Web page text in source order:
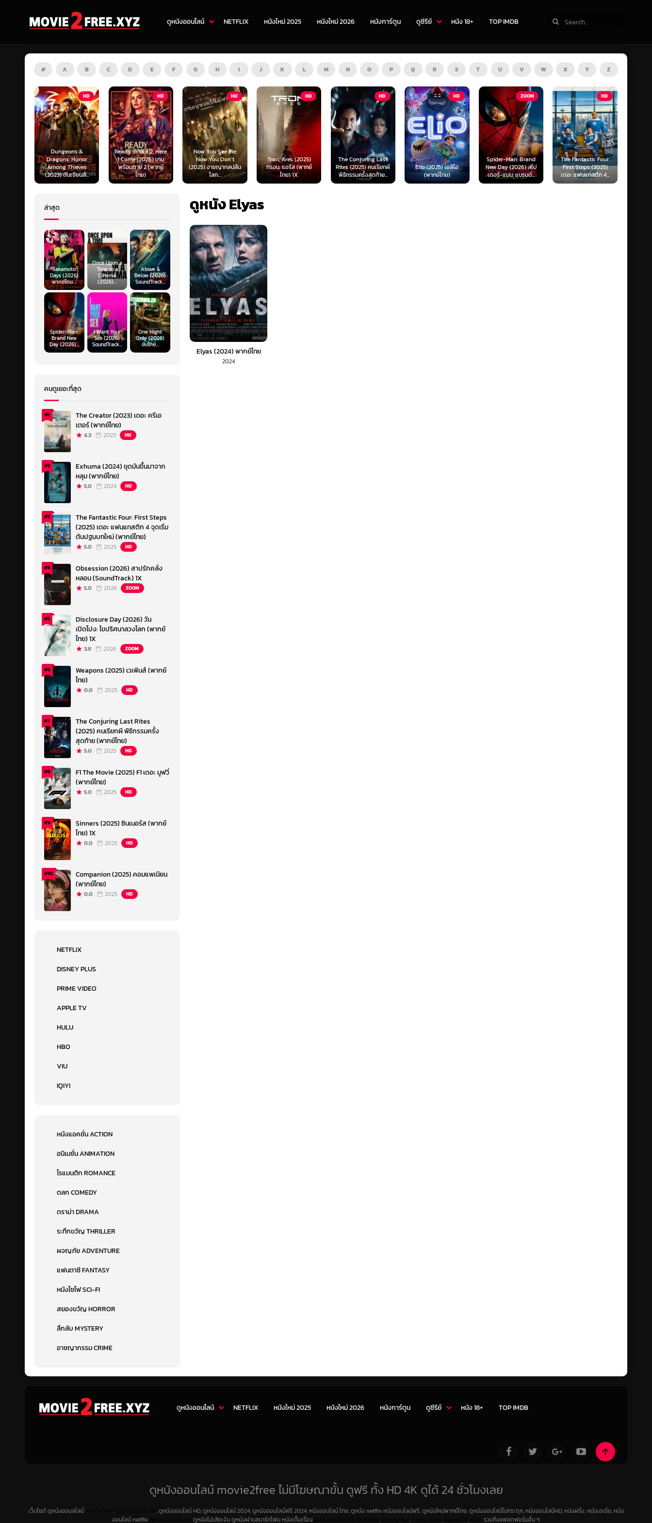
ดูหนังออนไลน์ NETFLIX หนังใหม่ 2025 หนังใหม่ 2026 หนังการ์ตูน ดูซีรีย์ หนัง 18+ TOP IMDB
# A B C D E F G H I J K L M N O P Q R S T U V W X Y Z
HD
Dungeons &
Dragons: Honor
Among Thieves
(2023) ดันเจียนส์...
HD
Ready or Not 2: Here
I Come (2026) เกม
พร้อมตาย 2 (พากย์
ไทย)
HD
Now You See Me:
Now You Don’t
(2025) อาชญากลปล้น
โลก...
HD
Tron: Ares (2025)
ทรอน: แอรีส (พากย์
ไทย) 1X
The Conjuring Last
Rites (2025) คนเรียกผี
พิธีกรรมครั้งสุดท้าย...
HD
Elio (2025) เอลิโอ
(พากย์ไทย)
ZOOM
Spider-Man: Brand
New Day (2026) สไป
เดอร์-แมน: แบรนด์...
HD
The Fantastic Four:
First Steps (2025)
เดอะ แฟนแทสติก 4...
Kraken (2025) ค
เลื้อยสยอง
ดูหนัง Elyas
Elyas (2024) พากย์ไทย
2024
ล่าสุด
Sakamoto
Days (2026)
พากย์ไทย...
Once Upon a
Time in a
Cinema
(2026)...
Above &
Below (2026)
SoundTrack...
Spider-Man:
Brand New
Day (2026)...
I Want Your
Sex (2026)
SoundTrack...
One Night
Only (2026)
ซับไทย...
คนดูเยอะที่สุด
#1
The Creator (2023) เดอะ ครีเอ
เตอร์ (พากย์ไทย)
4.3 2023 HD
#2
Exhuma (2024) ขุดมันขึ้นมาจาก
หลุม (พากย์ไทย)
5.0 2024 HD
#3
The Fantastic Four: First Steps
(2025) เดอะ แฟนแทสติก 4 จุดเริ่ม
ต้นปฐมบทใหม่ (พากย์ไทย)
5.0 2025 HD
#4
Obsession (2026) สาปรักคลั่ง
หลอน (SoundTrack) 1X
5.0 2026 ZOOM
#5
Disclosure Day (2026) วัน
เปิดโปง: ไขปริศนาลวงโลก (พากย์
ไทย) 1X
3.8 2026 ZOOM
#6
Weapons (2025) เวเพินส์ (พากย์
ไทย)
0.0 2025 HD
#7
The Conjuring Last Rites
(2025) คนเรียกผี พิธีกรรมครั้ง
สุดท้าย (พากย์ไทย)
5.0 2025 HD
#8
F1 The Movie (2025) F1 เดอะ มูฟวี่
(พากย์ไทย)
5.0 2025 HD
#9
Sinners (2025) ซินเนอร์ส (พากย์
ไทย) 1X
0.0 2025 HD
#10
Companion (2025) คอมแพเนียน
(พากย์ไทย)
0.0 2025 HD
NETFLIX
DISNEY PLUS
PRIME VIDEO
APPLE TV
HULU
HBO
VIU
IQIYI
หนังแอคชั่น ACTION
อนิเมชั่น ANIMATION
โรแมนติก ROMANCE
ตลก COMEDY
ดราม่า DRAMA
ระทึกขวัญ THRILLER
ผจญภัย ADVENTURE
แฟนตาซี FANTASY
หนังไซไฟ SCI-FI
สยองขวัญ HORROR
ลึกลับ MYSTERY
อาชญากรรม CRIME
ดูหนังออนไลน์ NETFLIX หนังใหม่ 2025 หนังใหม่ 2026 หนังการ์ตูน ดูซีรีย์ หนัง 18+ TOP IMDB
ดูหนังออนไลน์ movie2free ไม่มีโฆษณาขั้น ดูฟรี ทั้ง HD 4K ดูได้ 24 ชั่วโมงเลย
เว็บไซต์ ดูหนังออนลไลน์ ,
, ดูหนังออนไลน์ HD, ดูหนังออนไลน์ 2024, ดูหนังออนไลน์ฟรี 2024, หนังออนไลน์ ไทย, ดูหนัง netflix หนังออนไลน์ฟรี, ดูหนังใหม่พากย์ไทย, ดูหนังออนไลน์ไม่กระตุก, หนังออนไลน์HD, หนังฝรั่ง, หนังเอเชีย, หนัง
ออนไลน์ netflix
ดูหนังไม่เสียเงิน ดูหนังผ่านสมาร์ทโฟน หนังเต็มเรื่อง , , , , รวมถึงแฟลตฟอร์มอื่น ๆ